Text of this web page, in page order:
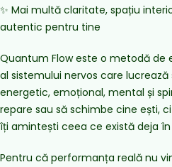
✨ Mai multă claritate, spațiu
autentic pentru tine
Quantum Flow este o metodă de
al sistemului nervos care
energetic, emoțional, mental și
repare sau să schimbe cine ești,
îți amintești ceea ce există deja
Pentru că performanța reală nu